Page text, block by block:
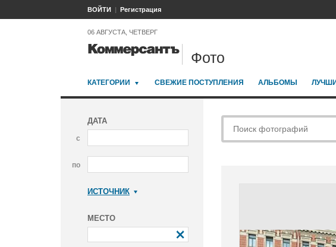
ВОЙТИ Регистрация
06 АВГУСТА, ЧЕТВЕРГ
Фото
КАТЕГОРИИ СВЕЖИЕ ПОСТУПЛЕНИЯ АЛЬБОМЫ
ДАТА
с
по
ИСТОЧНИК
МЕСТО